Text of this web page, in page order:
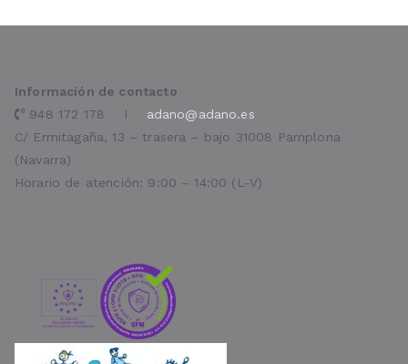
Información de contacto
948 172 178 I adano@adano.es
C/ Ermitagaña, 13 – trasera – bajo 31008 Pamplona
(Navarra)
Horario de atención: 9:00 – 14:00 (L-V)